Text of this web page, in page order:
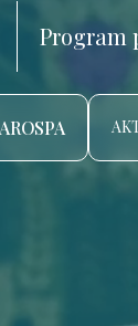
Program